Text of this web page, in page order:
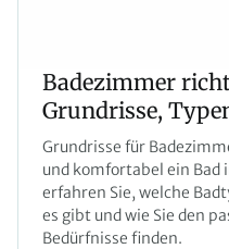
Badezimmer
Grundrisse,
Grundrisse für
und komfortabel ein
erfahren Sie, welche
es gibt und wie Sie den
Bedürfnisse finden.